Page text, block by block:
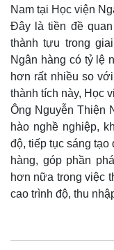
Nam tại Học viện
Đây là tiền đề
thành tựu trong
Ngân hàng có tỷ lệ
hơn rất nhiều so
thành tích này, Học
Ông Nguyễn Thiện
hào nghề nghiệp,
độ, tiếp tục sáng tạo
hàng, góp phần
hơn nữa trong việc
cao trình độ, thu